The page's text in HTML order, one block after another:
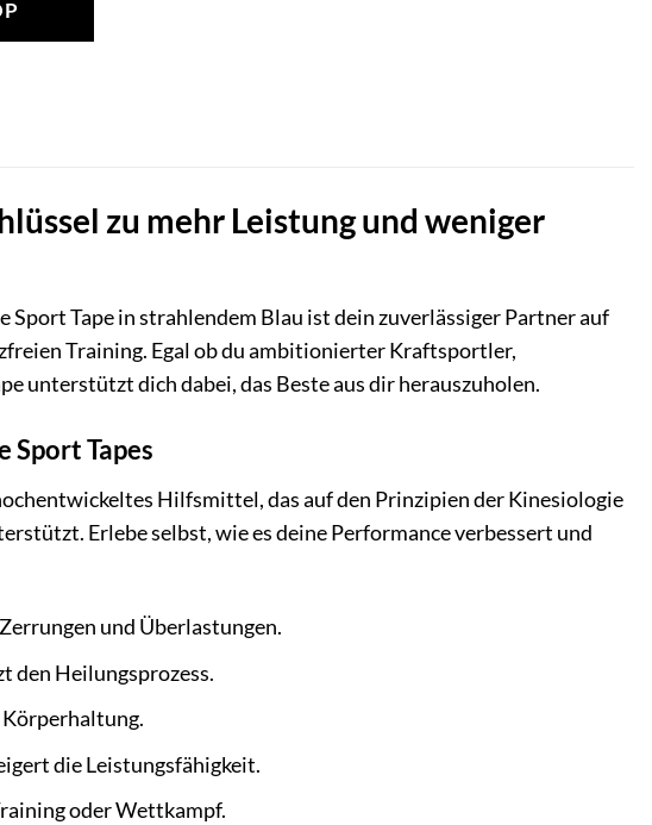
zu mehr Leistung und weniger
Tape in strahlendem Blau ist dein zuverlässiger Partner auf
Training. Egal ob du ambitionierter Kraftsportler,
unterstützt dich dabei, das Beste aus dir herauszuholen.
Sport Tapes
Hilfsmittel, das auf den Prinzipien der Kinesiologie
Erlebe selbst, wie es deine Performance verbessert und
und Überlastungen.
den Heilungsprozess.
die Leistungsfähigkeit.
oder Wettkampf.